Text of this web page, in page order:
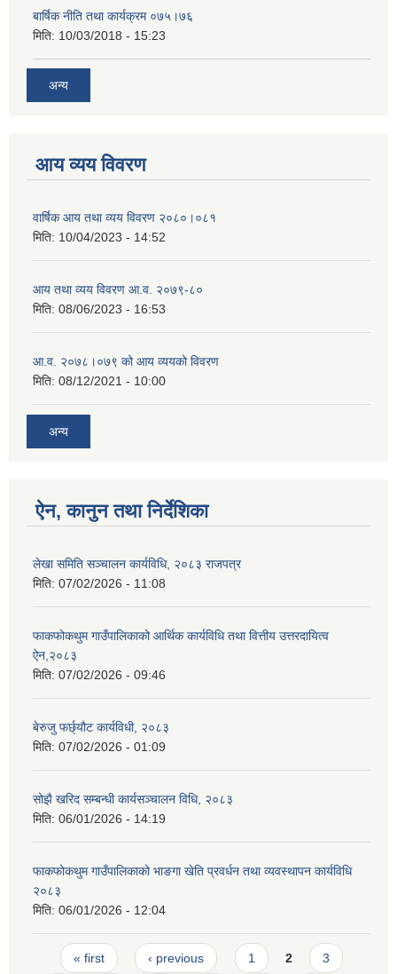
बार्षिक नीति तथा कार्यक्रम ०७५।७६
मिति: 10/03/2018 - 15:23
अन्य
आय व्यय विवरण
वार्षिक आय तथा व्यय विवरण २०८०।०८१
मिति: 10/04/2023 - 14:52
आय तथा व्यय विवरण आ.व. २०७९-८०
मिति: 08/06/2023 - 16:53
आ.व. २०७८।०७९ को आय व्ययको विवरण
मिति: 08/12/2021 - 10:00
अन्य
ऐन, कानुन तथा निर्देशिका
लेखा समिति सञ्चालन कार्यविधि, २०८३ राजपत्र
मिति: 07/02/2026 - 11:08
फाकफोकथुम गाउँपालिकाको आर्थिक कार्यविधि तथा वित्तीय उत्तरदायित्व
ऐन,२०८३
मिति: 07/02/2026 - 09:46
बेरुजु फर्छ्यौट कार्यविधी, २०८३
मिति: 07/02/2026 - 01:09
सोझै खरिद सम्बन्धी कार्यसञ्चालन विधि, २०८३
मिति: 06/01/2026 - 14:19
फाकफोकथुम गाउँपालिकाको भाङगा खेति प्रवर्धन तथा व्यवस्थापन कार्यविधि
२०८३
मिति: 06/01/2026 - 12:04
Pages
« first ‹ previous 1 2 3